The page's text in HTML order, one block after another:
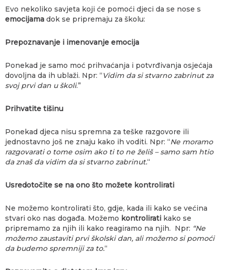
Evo nekoliko savjeta koji će pomoći djeci da se nose s
emocijama dok se pripremaju za školu:
Prepoznavanje i imenovanje emocija
Ponekad je samo moć prihvaćanja i potvrđivanja osjećaja
dovoljna da ih ublaži. Npr: “Vidim da si stvarno zabrinut za
svoj prvi dan u školi.”
Prihvatite tišinu
Ponekad djeca nisu spremna za teške razgovore ili
jednostavno još ne znaju kako ih voditi. Npr: “Ne moramo
razgovarati o tome osim ako ti to ne želiš – samo sam htio
da znaš da vidim da si stvarno zabrinut.“
Usredotočite se na ono što možete kontrolirati
Ne možemo kontrolirati što, gdje, kada ili kako se većina
stvari oko nas događa. Možemo kontrolirati kako se
pripremamo za njih ili kako reagiramo na njih. Npr: “Ne
možemo zaustaviti prvi školski dan, ali možemo si pomoći
da budemo spremniji za to.“